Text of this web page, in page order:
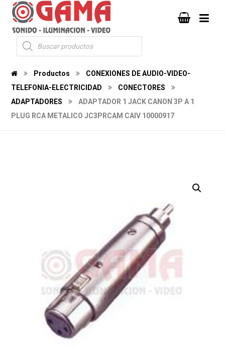
Productos
CONEXIONES DE AUDIO-VIDEO-
TELEFONIA-ELECTRICIDAD
CONECTORES
ADAPTADORES
ADAPTADOR 1 JACK CANON 3P A 1
PLUG RCA METALICO JC3PRCAM CAIV 10000917